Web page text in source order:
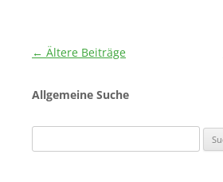
Beitragsnavigation
← Ältere Beiträge
Allgemeine Suche
nach: